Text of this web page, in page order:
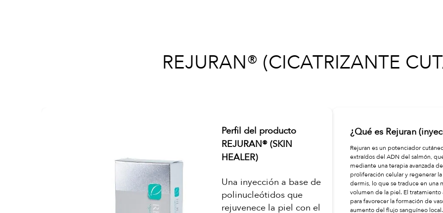
REJURAN® (CICATRIZANTE
Perfil del producto
REJURAN® (SKIN
HEALER)
Una inyección a base de
polinucleótidos que
rejuvenece la piel con el
¿Qué es Rejuran
Rejuran es un potenciador
extraídos del ADN del salmón,
mediante una terapia avanzada
proliferación celular y regenerar
dermis, lo que se traduce en una
volumen de la piel. El
para favorecer la formación de
aumento del flujo sanguíneo